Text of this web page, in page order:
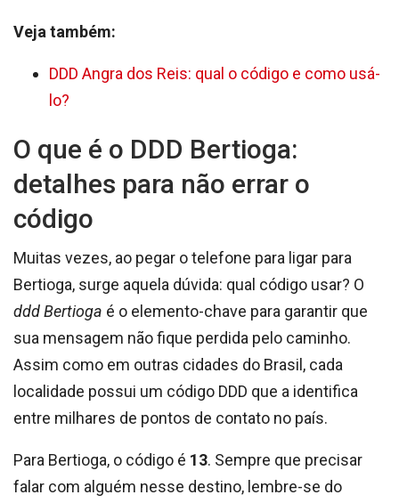
Veja também:
DDD Angra dos Reis: qual o código e como usá-
lo?
O que é o DDD Bertioga:
detalhes para não errar o
código
Muitas vezes, ao pegar o telefone para ligar para
Bertioga, surge aquela dúvida: qual código usar? O
ddd Bertioga é o elemento-chave para garantir que
sua mensagem não fique perdida pelo caminho.
Assim como em outras cidades do Brasil, cada
localidade possui um código DDD que a identifica
entre milhares de pontos de contato no país.
Para Bertioga, o código é 13. Sempre que precisar
falar com alguém nesse destino, lembre-se do